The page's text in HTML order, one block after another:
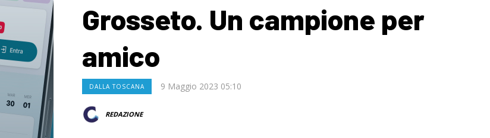
Grosseto. Un campione per
amico
DALLA TOSCANA 9 Maggio 2023 05:10
REDAZIONE